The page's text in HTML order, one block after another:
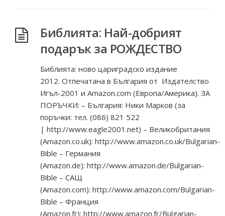
Библията: Най-добрият
подарък за РОЖДЕСТВО
Библията: ново цариградско издание
2012. Отпечатана в България от Издателство
Игъл-2001 и Amazon.com (Европа/Америка). ЗА
ПОРЪЧКИ: – България: Ники Марков (за
поръчки: тел. (086) 821 522
| http://www.eagle2001.net) – Великобритания
(Amazon.co.uk): http://www.amazon.co.uk/Bulgarian-
Bible – Германия
(Amazon.de): http://www.amazon.de/Bulgarian-
Bible – САЩ
(Amazon.com): http://www.amazon.com/Bulgarian-
Bible – Франция
(Amazon.fr): http://www.amazon.fr/Bulgarian-